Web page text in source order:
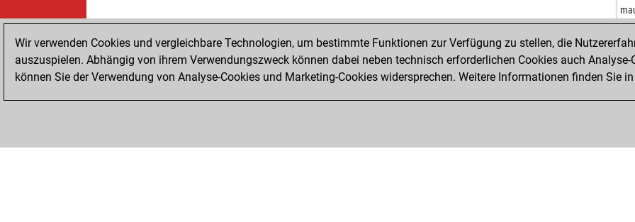
tal1
STARTSEITE
Wir verwenden Cookies und vergleichbare Technologien, um bestimmte Funktionen zur Verfügung zu stellen, die
auszuspielen. Abhängig von ihrem Verwendungszweck können dabei neben technisch erforderlichen Cookies auch
können Sie der Verwendung von Analyse-Cookies und Marketing-Cookies widersprechen. Weitere Informationen finden Sie